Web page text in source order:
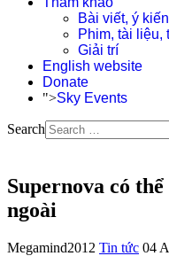
Bài viết, ý kiến
Phim, tài liệu,
Giải trí
English website
Donate
">Sky Events
Search
Supernova có
ngoài
Megamind2012 Tin tức 04